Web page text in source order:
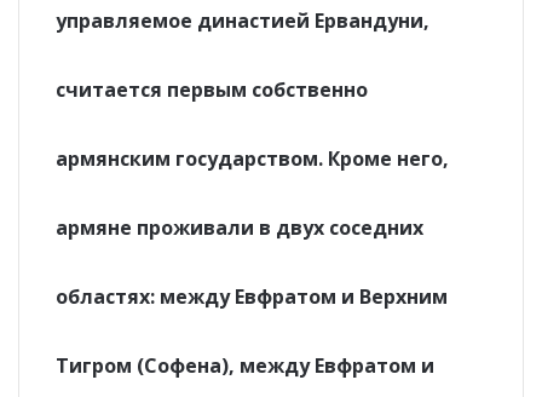
управляемое династией Ервандуни,
считается первым собственно
армянским государством. Кроме него,
армяне проживали в двух соседних
областях: между Евфратом и Верхним
Тигром (Софена), между Евфратом и